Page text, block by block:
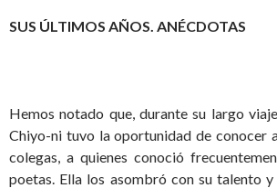
SUS ÚLTIMOS AÑOS. ANÉCDOTAS
Hemos notado que, durante su largo
Chiyo-ni tuvo la oportunidad de conocer
colegas, a quienes conoció
poetas. Ella los asombró con su talento